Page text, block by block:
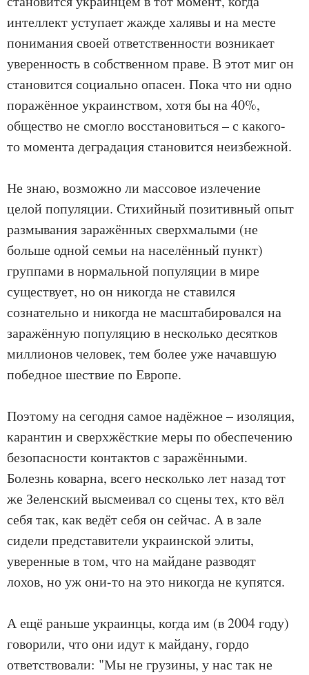
интеллект уступает жажде халявы и на месте
понимания своей ответственности возникает
уверенность в собственном праве. В этот миг он
становится социально опасен. Пока что ни одно
поражённое украинством, хотя бы на 40%,
общество не смогло восстановиться – с какого-
то момента деградация становится неизбежной.
Не знаю, возможно ли массовое излечение
целой популяции. Стихийный позитивный опыт
размывания заражённых сверхмалыми (не
больше одной семьи на населённый пункт)
группами в нормальной популяции в мире
существует, но он никогда не ставился
сознательно и никогда не масштабировался на
заражённую популяцию в несколько десятков
миллионов человек, тем более уже начавшую
победное шествие по Европе.
Поэтому на сегодня самое надёжное – изоляция,
карантин и сверхжёсткие меры по обеспечению
безопасности контактов с заражёнными.
Болезнь коварна, всего несколько лет назад тот
же Зеленский высмеивал со сцены тех, кто вёл
себя так, как ведёт себя он сейчас. А в зале
сидели представители украинской элиты,
уверенные в том, что на майдане разводят
лохов, но уж они-то на это никогда не купятся.
А ещё раньше украинцы, когда им (в 2004 году)
говорили, что они идут к майдану, гордо
ответствовали: "Мы не грузины, у нас так не